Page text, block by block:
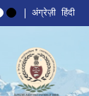
अंग्रेज़ी हिंदी